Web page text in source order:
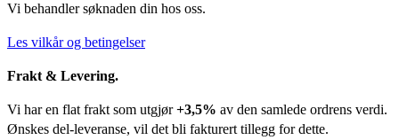
Vi behandler søknaden din hos oss.
Les vilkår og betingelser
Frakt & Levering.
Vi har en flat frakt som utgjør+3,5% av den samlede ordrens verdi.
Ønskes del-leveranse, vil det bli fakturert tillegg for dette.